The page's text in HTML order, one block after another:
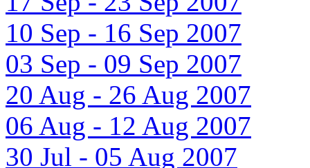
10 Sep - 16 Sep 2007
03 Sep - 09 Sep 2007
20 Aug - 26 Aug 2007
06 Aug - 12 Aug 2007
30 Jul - 05 Aug 2007